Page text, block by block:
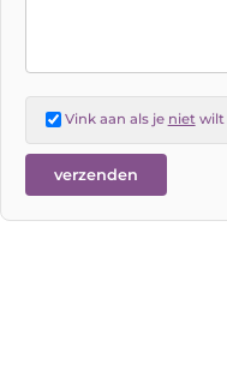
Vink aan als je nietwilt